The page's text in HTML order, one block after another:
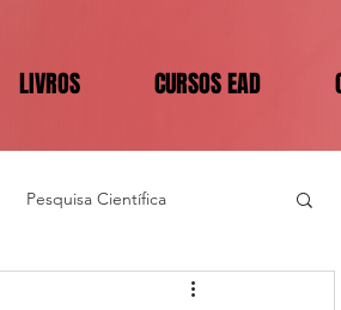
LIVROS CURSOS EAD
Pesquisa Científica